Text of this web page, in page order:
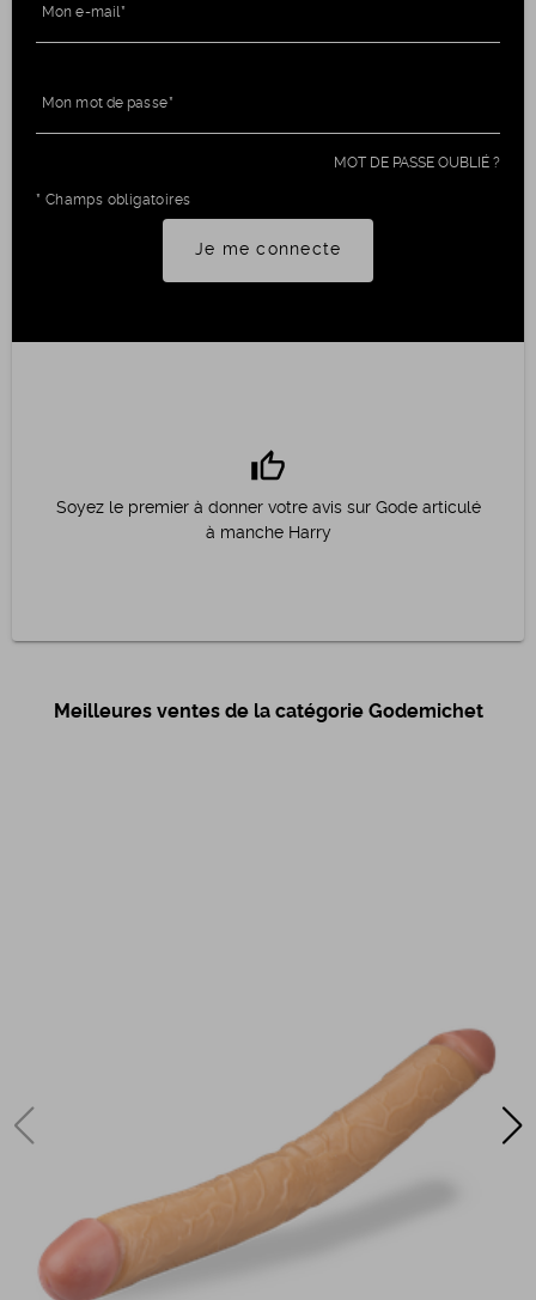
* Champs obligatoires
Mon e-mail
Mon mot de passe
MOT DE PASSE OUBLIÉ ?
Je me connecte
thumb_up
Soyez le premier à donner votre avis sur Gode articulé
à manche Harry
Meilleures ventes de la catégorie Godemichet